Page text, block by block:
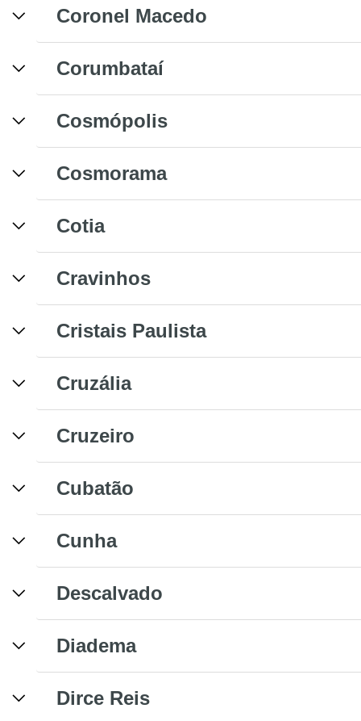
Coronel Macedo
Corumbataí
Cosmópolis
Cosmorama
Cotia
Cravinhos
Cristais Paulista
Cruzália
Cruzeiro
Cubatão
Cunha
Descalvado
Diadema
Dirce Reis